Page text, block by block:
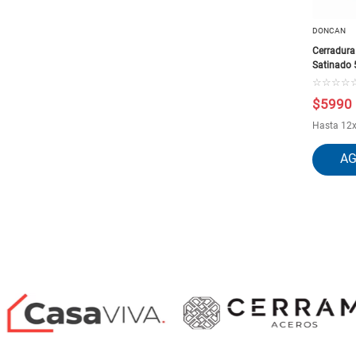
DONCAN
Satinado
☆ ☆ ☆ ☆
$5990
Hasta 12